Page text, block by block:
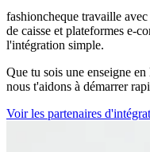
fashioncheque travaille avec
de caisse et plateformes e-
l'intégration simple.
Que tu sois une enseigne
nous t'aidons à démarrer
Voir les partenaires